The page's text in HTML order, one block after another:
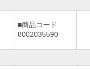
■商品コード
8002035590